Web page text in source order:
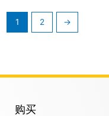
1 2 →
购买